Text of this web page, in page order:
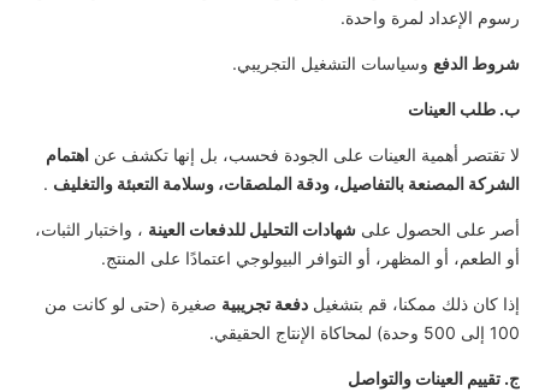
رسوم الإعداد لمرة واحدة.
شروط الدفع وسياسات التشغيل التجريبي.
ب. طلب العينات
لا تقتصر أهمية العينات على الجودة فحسب، بل إنها تكشف عن اهتمام
الشركة المصنعة بالتفاصيل، ودقة الملصقات، وسلامة التعبئة والتغليف .
أصر على الحصول على شهادات التحليل للدفعات العينة ، واختبار الثبات،
أو الطعم، أو المظهر، أو التوافر البيولوجي اعتمادًا على المنتج.
إذا كان ذلك ممكنا، قم بتشغيل دفعة تجريبية صغيرة (حتى لو كانت من
100 إلى 500 وحدة) لمحاكاة الإنتاج الحقيقي.
ج. تقييم العينات والتواصل